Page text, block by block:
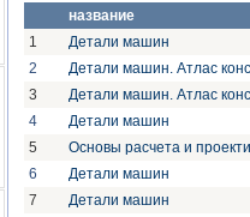
название
1
Детали машин
2
Детали машин. Атлас
3
Детали машин. Атлас
4
Детали машин
5
Основы расчета и
6
Детали машин
7
Детали машин